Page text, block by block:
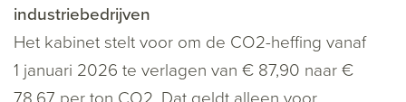
industriebedrijven
Het kabinet stelt voor om de CO2-heffing vanaf
1 januari 2026 te verlagen van € 87,90 naar €